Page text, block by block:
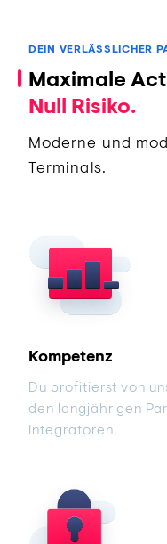
DEIN VERLÄSSLICHER
Maximale
Null Risiko.
Moderne und
Terminals.
Kompetenz
Du profitierst von
den langjährigen
Integratoren.